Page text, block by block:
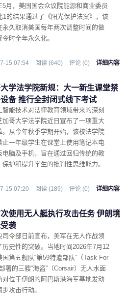
5月，美国国会众议院能源和商业委员
1的结果通过了《阳光保护法案》，该
永久取消美国每年两次调整时间的做
时全年永久化。
15 07:54 阅读 (640) 评论 (0) 详细内容
学法学院新规：大一新生课堂禁
备 推行全封闭式线下考试
智能技术对法律教育领域带来的深刻
加哥大学法学院近日宣布了一项重大
。从今年秋季学期开始，该校法学院
止一年级学生在课堂上使用笔记本电
电脑及手机，旨在通过回归传统的教
保护和提升学生的批判性思维能力。
15 07:20 阅读 (189) 评论 (0) 详细内容
使用无人艇执行攻击任务 伊朗境
袭
司令部日前宣布，美军在无人作战领
历史性的突破。当地时间2026年7月12
国第五舰队“第59特遣部队”（Task For
署的三艘“海盗”（Corsair）无人水面
对位于伊朗的阿巴斯港海军基地发动
攻击行动。